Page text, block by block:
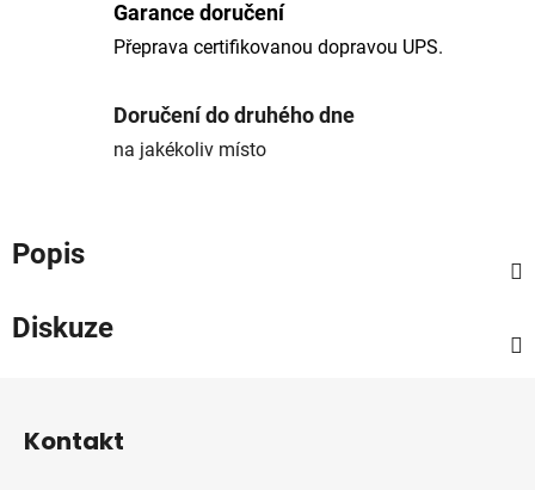
Garance doručení
Přeprava certifikovanou dopravou UPS.
Doručení do druhého dne
na jakékoliv místo
Popis
Diskuze
Kontakt